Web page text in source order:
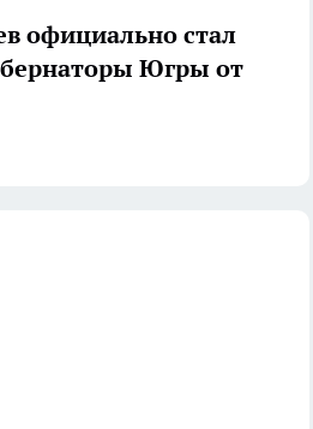
официально стал
Югры от